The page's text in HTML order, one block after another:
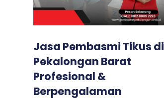
Jasa Pembasmi Tikus di
Pekalongan Barat
Profesional &
Berpengalaman